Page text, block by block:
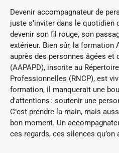
Devenir accompagnateur de
juste s’inviter dans le quotidien
devenir son fil rouge, son
extérieur. Bien sûr, la formation
auprès des personnes âgées et
(AAPAPD), inscrite au
Professionnelles (RNCP), est
formation, il manquerait une
d’attentions : soutenir une
C’est prendre la main, mais
bon moment. Un
ces regards, ces silences